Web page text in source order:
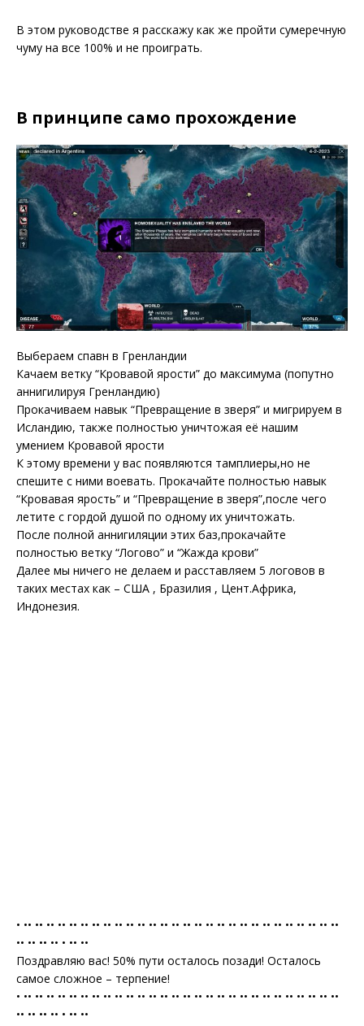
В этом руководстве я расскажу как же пройти сумеречную
чуму на все 100% и не проиграть.
В принципе само прохождение
Выбераем спавн в Гренландии
Качаем ветку “Кровавой ярости” до максимума (попутно
аннигилируя Гренландию)
Прокачиваем навык “Превращение в зверя” и мигрируем в
Исландию, также полностью уничтожая её нашим
умением Кровавой ярости
К этому времени у вас появляются тамплиеры,но не
спешите с ними воевать. Прокачайте полностью навык
“Кровавая ярость” и “Превращение в зверя”,после чего
летите с гордой душой по одному их уничтожать.
После полной аннигиляции этих баз,прокачайте
полностью ветку “Логово” и “Жажда крови”
Далее мы ничего не делаем и расставляем 5 логовов в
таких местах как – США , Бразилия , Цент.Африка,
Индонезия.
• •• •• •• •• •• •• •• •• •• •• •• •• •• •• •• •• •• •• •• •• •• •• •• •• •• •• •• ••
•• •• •• •• • •• ••
Поздравляю вас! 50% пути осталось позади! Осталось
самое сложное – терпение!
• •• •• •• •• •• •• •• •• •• •• •• •• •• •• •• •• •• •• •• •• •• •• •• •• •• •• •• ••
•• •• •• •• • •• ••